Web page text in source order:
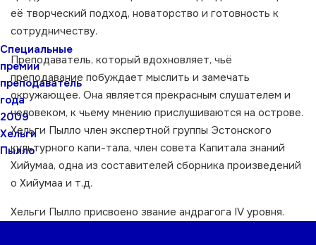
Специальные
премии
преподаватель
года
2009
Хельги
Пылло
её творческий подход, новаторство и готовность к
сотрудничеству.
Преподаватель, который вдохновляет, чьё
преподавание побуждает мыслить и замечать
окружающее. Она является прекрасным слушателем и
человеком, к чьему мнению прислушиваются на острове.
Хельги Пылло член экспертной группы Эстонского
культурного капи-тала, член совета Капитала знаний
Хийумаа, одна из составителей сборника произведений
о Хийумаа и т.д.
Хельги Пылло присвоено звание андрагога IV уровня.